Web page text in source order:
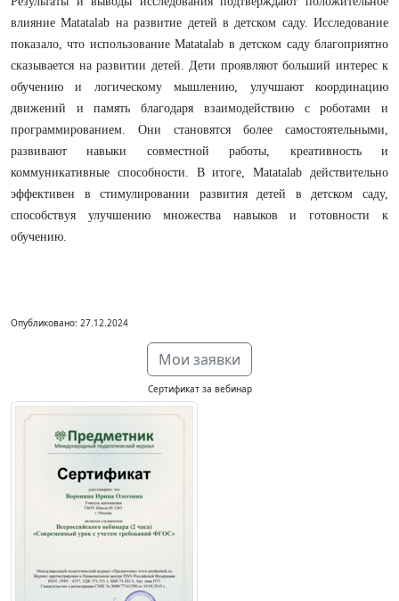
влияние Matatalab на развитие детей в детском саду. Исследование
показало, что использование Matatalab в детском саду благоприятно
сказывается на развитии детей. Дети проявляют больший интерес к
обучению и логическому мышлению, улучшают координацию
движений и память благодаря взаимодействию с роботами и
программированием. Они становятся более самостоятельными,
развивают навыки совместной работы, креативность и
коммуникативные способности. В итоге, Matatalab действительно
эффективен в стимулировании развития детей в детском саду,
способствуя улучшению множества навыков и готовности к
обучению.
Опубликовано: 27.12.2024
Мои заявки
Сертификат за вебинар